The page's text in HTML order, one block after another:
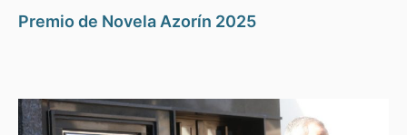
Premio de Novela Azorín 2025